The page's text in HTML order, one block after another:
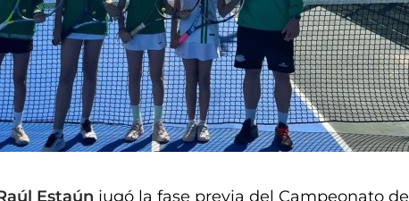
Estaún jugó la fase previa del Campeonato de